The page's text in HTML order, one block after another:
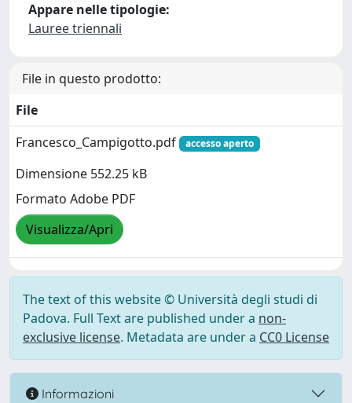
Appare nelle tipologie:
Lauree triennali
File in questo prodotto:
File
Francesco_Campigotto.pdf
accesso aperto
Dimensione 552.25 kB
Formato Adobe PDF
Visualizza/Apri
The text of this website © Università degli studi di
Padova. Full Text are published under a non-
exclusive license. Metadata are under a CC0 License
Informazioni